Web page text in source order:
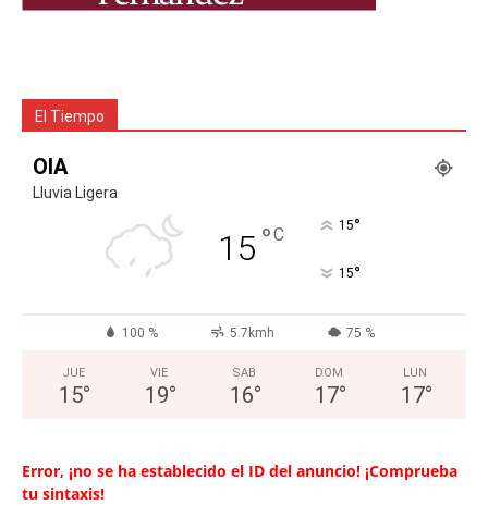
El Tiempo
OIA
Lluvia Ligera
15 °C 15°
15°
100 % 5.7kmh 75 %
JUE
15°
VIE
19°
SAB
16°
DOM
17°
LUN
17°
Error, ¡no se ha establecido el ID del anuncio! ¡Comprueba
tu sintaxis!